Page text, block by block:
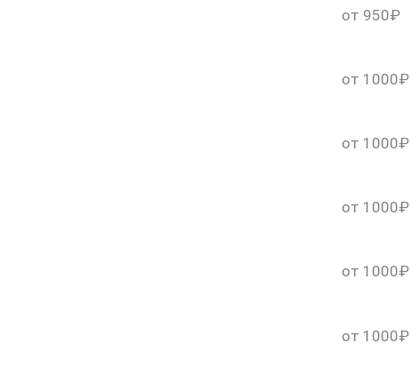
от 950₽
от 1000₽
от 1000₽
от 1000₽
от 1000₽
от 1000₽